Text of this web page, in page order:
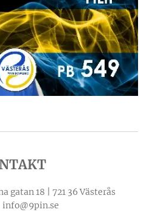
gatan 18 | 721 36 Västerås